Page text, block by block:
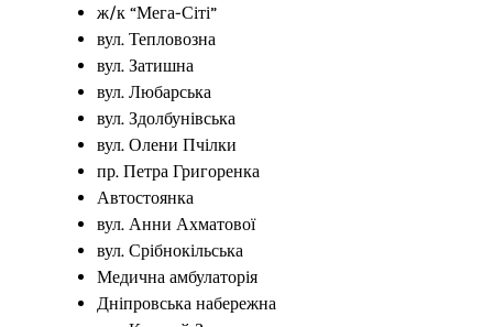
ж/к “Мега-Сіті”
вул. Тепловозна
вул. Затишна
вул. Любарська
вул. Здолбунівська
вул. Олени Пчілки
пр. Петра Григоренка
Автостоянка
вул. Анни Ахматової
вул. Срібнокільська
Медична амбулаторія
Дніпровська набережна